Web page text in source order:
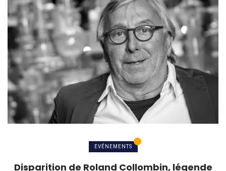
EVÉNEMENTS
Disparition de Roland Collombin, légende